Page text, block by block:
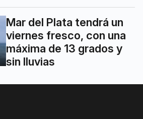
Mar del Plata tendrá un
viernes fresco, con una
máxima de 13 grados y
sin lluvias